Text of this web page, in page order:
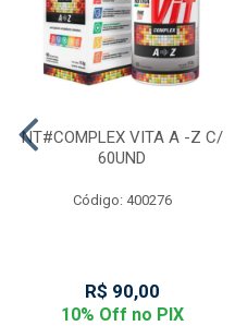
NT#COMPLEX VITA A -Z C/
60UND
Código: 400276
R$ 90,00
10% Off no PIX